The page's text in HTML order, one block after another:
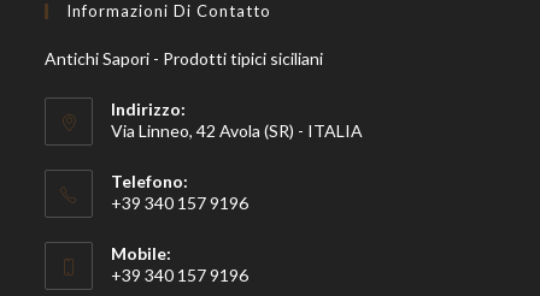
Informazioni Di Contatto
Antichi Sapori - Prodotti tipici siciliani
Indirizzo:
Via Linneo, 42 Avola (SR) - ITALIA
Telefono:
+39 340 157 9196
Mobile:
+39 340 157 9196